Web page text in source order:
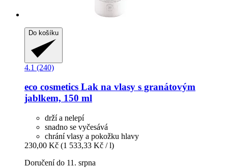
Do košíku
4.1 (240)
eco cosmetics Lak na vlasy s granátovým
jablkem, 150 ml
drží a nelepí
snadno se vyčesává
chrání vlasy a pokožku hlavy
230,00 Kč (1 533,33 Kč / l)
Doručení do 11. srpna